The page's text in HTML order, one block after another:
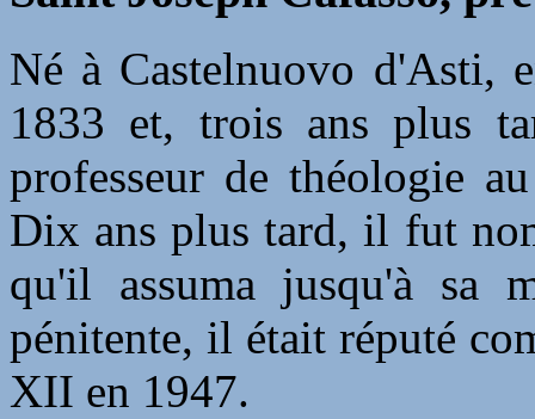
Né à Castelnuovo d'Asti,
1833 et, trois ans plus
professeur de théologie
Dix ans plus tard, il fut
qu'il assuma jusqu'à sa
pénitente, il était réputé
XII en 1947.